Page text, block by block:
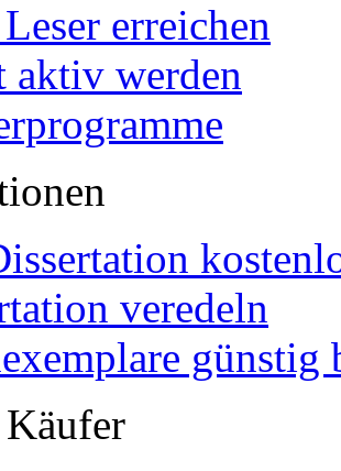
erreichen
aktiv werden
veredeln
günstig